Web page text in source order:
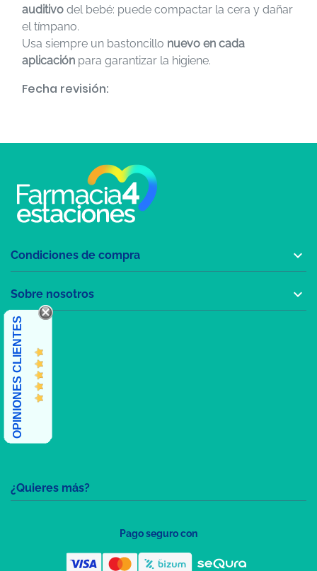
auditivo del bebé: puede compactar la cera y dañar
el tímpano.
Usa siempre un bastoncillo nuevo en cada
aplicación para garantizar la higiene.
Fecha revisión:
¿Quieres más?
Condiciones de compra 
Sobre nosotros 
OPINIONES CLIENTES
Pago seguro con